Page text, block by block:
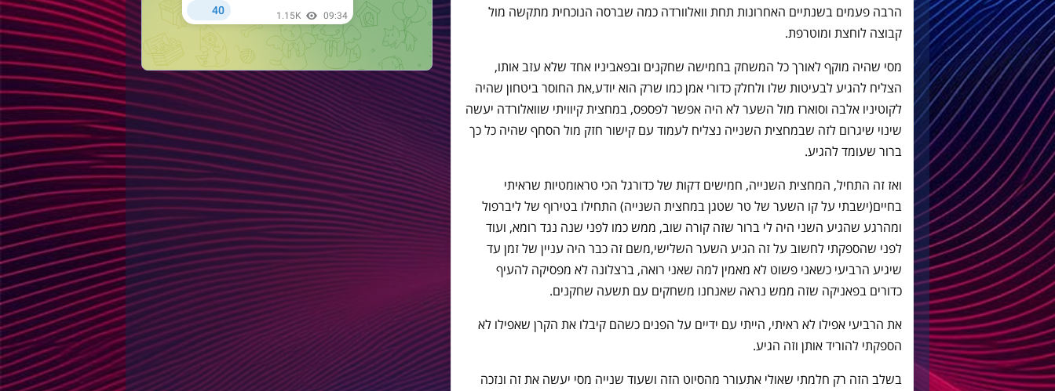
הרבה פעמים בשנתיים האחרונות תחת וואלוורדה כמה שברסה הנוכחית מתקשה מול
קבוצה לוחצת ומוטרפת.
מסי שהיה מוקף לאורך כל המשחק בחמישה שחקנים ובפאביניו אחד שלא עזב אותו,
הצליח להגיע לבעיטות שלו ולחלק כדורי אמן כמו שרק הוא יודע,את החוסר ביטחון שהיה
לקוטיניו אלבה וסוארז מול השער לא היה אפשר לפספס, במחצית קיוויתי שוואלורדה יעשה
שינוי שיגרום לזה שבמחצית השנייה נצליח לעמוד עם קישור חזק מול הסחף שהיה כל כך
ברור שעומד להגיע.
ואז זה התחיל, המחצית השנייה, חמישים דקות של כדורגל הכי טראומטיות שראיתי
בחיים(ישבתי על קו השער של טר שטגן במחצית השנייה) התחילו בטירוף של ליברפול
ומהרגע שהגיע השני היה לי ברור שזה קורה שוב, ממש כמו לפני שנה נגד רומא, ועוד
לפני שהספקתי לחשוב על זה הגיע השער השלישי,משם זה כבר היה עניין של זמן עד
שיגיע הרביעי כשאני פשוט לא מאמין למה שאני רואה, ברצלונה לא מפסיקה להעיף
כדורים בפאניקה שזה ממש נראה שאנחנו משחקים עם תשעה שחקנים.
את הרביעי אפילו לא ראיתי, הייתי עם ידיים על הפנים כשהם קיבלו את הקרן שאפילו לא
הספקתי להוריד אותן וזה הגיע.
בשלב הזה רק חלמתי שאולי אתעורר מהסיוט הזה ושעוד שנייה מסי יעשה את זה ונזכה